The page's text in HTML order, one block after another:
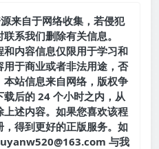
来自于网络收集，若侵犯
系我们删除有关信息。
内容信息仅限用于学习和
于商业或者非法用途，否
站信息来自网络，版权争
后的 24 个小时之内，从
述内容。如果您喜欢该程
得到更好的正版服务。如
与我